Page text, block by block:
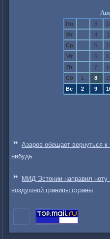
Пн 3
Вт
4
Ср
5
Чт
6
Пт
7
Сб
1 8
Вс
2 9
Азаров обещает вернуться к
нибудь
МИД Эстонии направил ноту
воздушной границы страны